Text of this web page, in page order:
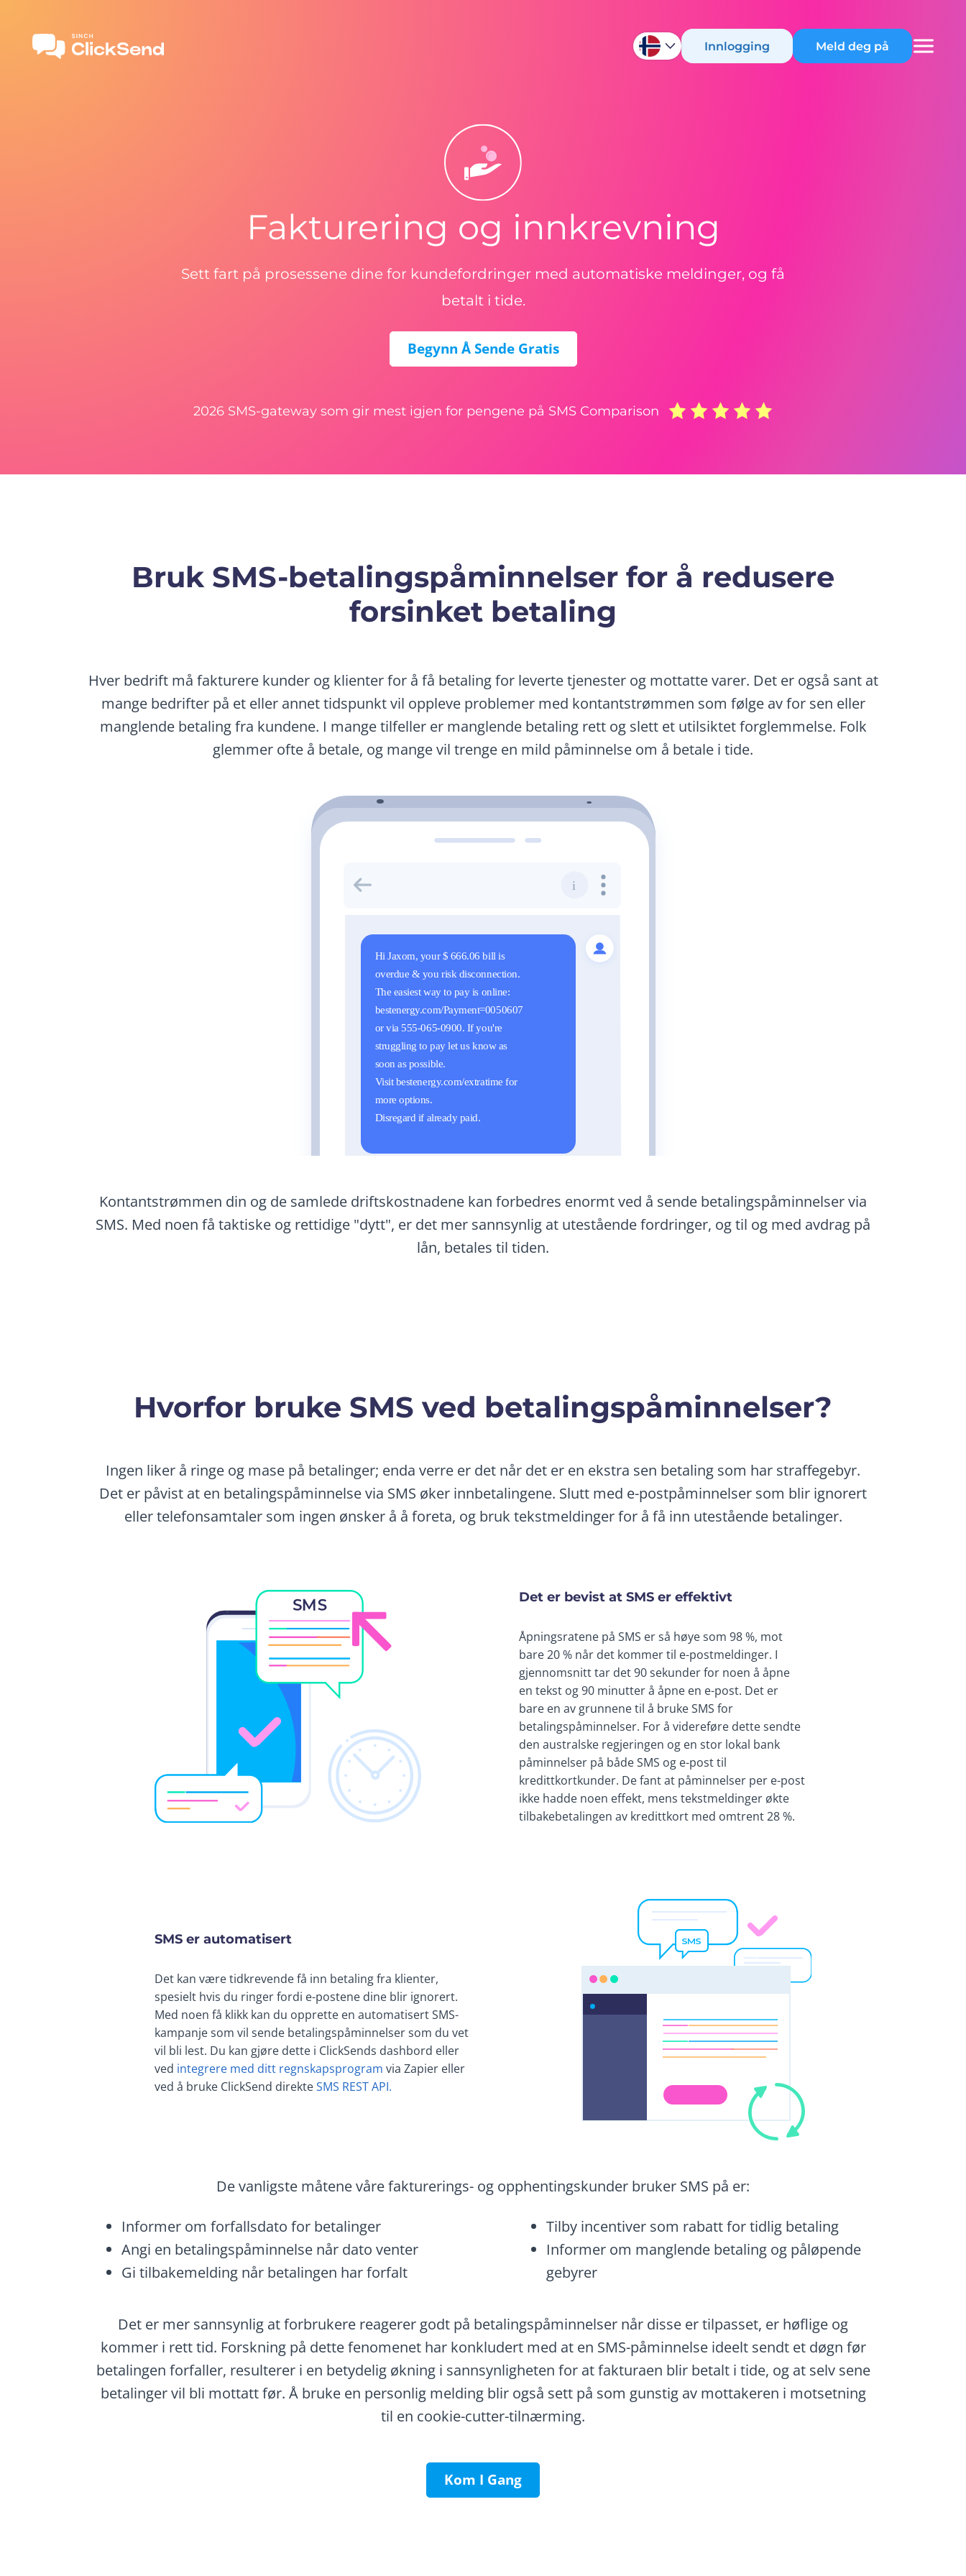
Innlogging Meld deg på
Fakturering og innkrevning
Sett fart på prosessene dine for kundefordringer med automatiske meldinger, og få
betalt i tide.
Begynn Å Sende Gratis
2026 SMS-gateway som gir mest igjen for pengene på SMS Comparison
Bruk SMS-betalingspåminnelser for å redusere
forsinket betaling
Hver bedrift må fakturere kunder og klienter for å få betaling for leverte tjenester og mottatte varer. Det er også sant at
mange bedrifter på et eller annet tidspunkt vil oppleve problemer med kontantstrømmen som følge av for sen eller
manglende betaling fra kundene. I mange tilfeller er manglende betaling rett og slett et utilsiktet forglemmelse. Folk
glemmer ofte å betale, og mange vil trenge en mild påminnelse om å betale i tide.
Kontantstrømmen din og de samlede driftskostnadene kan forbedres enormt ved å sende betalingspåminnelser via
SMS. Med noen få taktiske og rettidige "dytt", er det mer sannsynlig at utestående fordringer, og til og med avdrag på
lån, betales til tiden.
Hvorfor bruke SMS ved betalingspåminnelser?
Ingen liker å ringe og mase på betalinger; enda verre er det når det er en ekstra sen betaling som har straffegebyr.
Det er påvist at en betalingspåminnelse via SMS øker innbetalingene. Slutt med e-postpåminnelser som blir ignorert
eller telefonsamtaler som ingen ønsker å å foreta, og bruk tekstmeldinger for å få inn utestående betalinger.
Det er bevist at SMS er effektivt
Åpningsratene på SMS er så høye som 98 %, mot
bare 20 % når det kommer til e-postmeldinger. I
gjennomsnitt tar det 90 sekunder for noen å åpne
en tekst og 90 minutter å åpne en e-post. Det er
bare en av grunnene til å bruke SMS for
betalingspåminnelser. For å videreføre dette sendte
den australske regjeringen og en stor lokal bank
påminnelser på både SMS og e-post til
kredittkortkunder. De fant at påminnelser per e-post
ikke hadde noen effekt, mens tekstmeldinger økte
tilbakebetalingen av kredittkort med omtrent 28 %.
SMS er automatisert
Det kan være tidkrevende få inn betaling fra klienter,
spesielt hvis du ringer fordi e-postene dine blir ignorert.
Med noen få klikk kan du opprette en automatisert SMS-
kampanje som vil sende betalingspåminnelser som du vet
vil bli lest. Du kan gjøre dette i ClickSends dashbord eller
ved integrere med ditt regnskapsprogram via Zapier eller
ved å bruke ClickSend direkteSMS REST API.
De vanligste måtene våre fakturerings- og opphentingskunder bruker SMS på er:
Informer om forfallsdato for betalinger
Angi en betalingspåminnelse når dato venter
Gi tilbakemelding når betalingen har forfalt
Tilby incentiver som rabatt for tidlig betaling
Informer om manglende betaling og påløpende
gebyrer
Det er mer sannsynlig at forbrukere reagerer godt på betalingspåminnelser når disse er tilpasset, er høflige og
kommer i rett tid. Forskning på dette fenomenet har konkludert med at en SMS-påminnelse ideelt sendt et døgn før
betalingen forfaller, resulterer i en betydelig økning i sannsynligheten for at fakturaen blir betalt i tide, og at selv sene
betalinger vil bli mottatt før. Å bruke en personlig melding blir også sett på som gunstig av mottakeren i motsetning
til en cookie-cutter-tilnærming.
Kom I Gang